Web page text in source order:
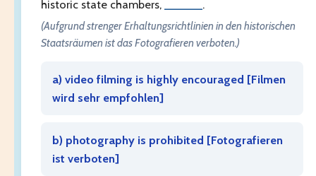
historic state chambers,
.
(Aufgrund strenger Erhaltungsrichtlinien in den historischen
Staatsräumen ist das Fotografieren verboten.)
a) video filming is highly encouraged [Filmen
wird sehr empfohlen]
b) photography is prohibited [Fotografieren
ist verboten]